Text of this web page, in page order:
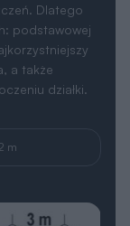
Dlatego
podstawowej
a także
działki.
m